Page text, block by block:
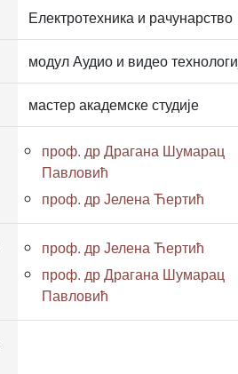
Електротехника и рачунарство
модул Аудио и видео
мастер академске студије
проф. др Драгана Шумарац
Павловић
проф. др Јелена Ћертић
проф. др Јелена Ћертић
проф. др Драгана Шумарац
Павловић